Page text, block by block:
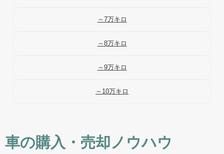
～7万キロ
～8万キロ
～9万キロ
～10万キロ
車の購入・売却ノウハウ